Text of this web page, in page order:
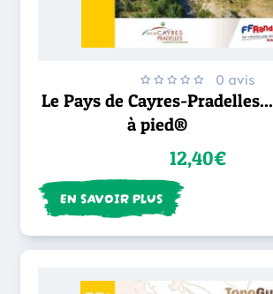
0 avis
Le Pays de Cayres-Pradelles...
à pied®
12,40€
EN SAVOIR PLUS